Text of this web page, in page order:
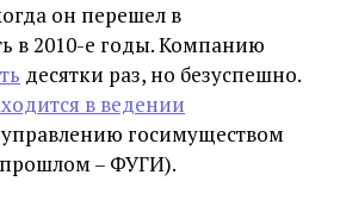
он перешел в
в 2010-е годы. Компанию
десятки раз, но безуспешно.
в ведении
управлению госимуществом
– ФУГИ).